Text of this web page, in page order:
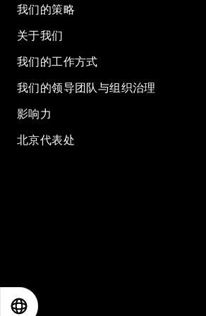
我们的策略
关于我们
我们的工作方式
我们的领导团队与组织治理
影响力
北京代表处